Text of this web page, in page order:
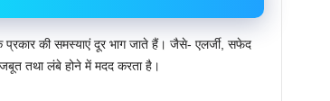
प्रकार की समस्याएं दूर भाग जाते हैं। जैसे- एलर्जी, सफेद
तथा लंबे होने में मदद करता है।